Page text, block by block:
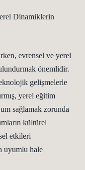
Dinamiklerin
evrensel ve yerel
önemlidir.
gelişmelerle
yerel eğitim
sağlamak zorunda
kültürel
etkileri
uyumlu hale